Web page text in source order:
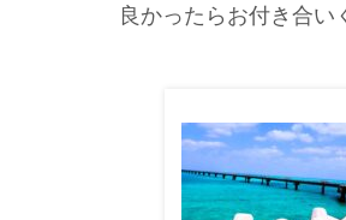
良かったらお付き合い